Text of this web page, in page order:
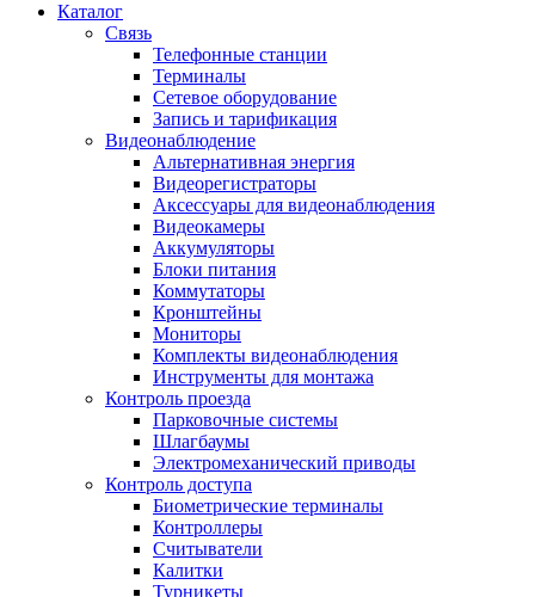
Каталог
Связь
Телефонные станции
Терминалы
Сетевое оборудование
Запись и тарификация
Видеонаблюдение
Альтернативная энергия
Видеорегистраторы
Аксессуары для видеонаблюдения
Видеокамеры
Аккумуляторы
Блоки питания
Коммутаторы
Кронштейны
Мониторы
Комплекты видеонаблюдения
Инструменты для монтажа
Контроль проезда
Парковочные системы
Шлагбаумы
Электромеханический приводы
Контроль доступа
Биометрические терминалы
Контроллеры
Считыватели
Калитки
Турникеты